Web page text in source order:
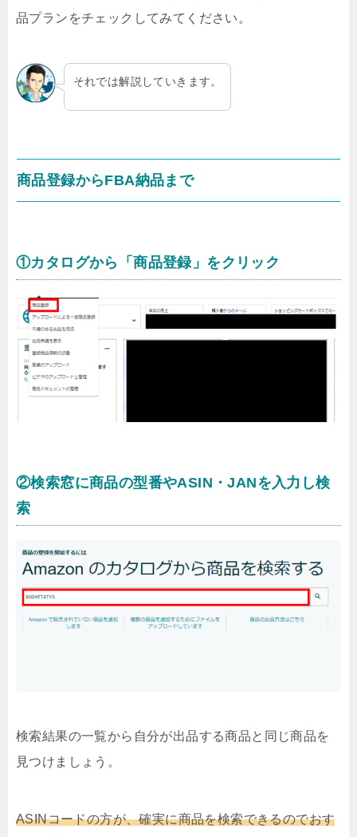
品プランをチェックしてみてください。
それでは解説していきます。
商品登録からFBA納品まで
①カタログから「商品登録」をクリック
②検索窓に商品の型番やASIN・JANを入力し検
索
検索結果の一覧から自分が出品する商品と同じ商品を
見つけましょう。
ASINコードの方が、確実に商品を検索できるのでおす